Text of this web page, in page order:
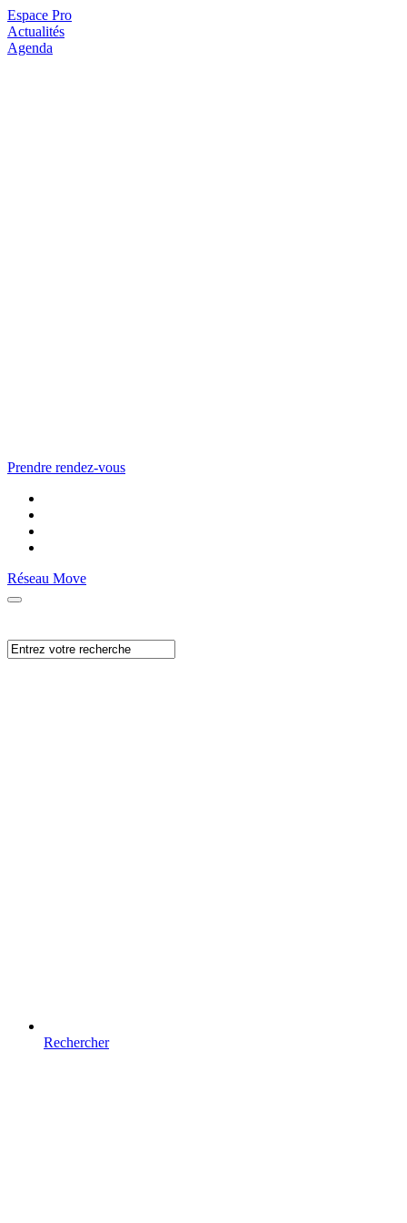
Espace Pro
Actualités
Agenda
Prendre rendez-vous
Réseau Move
Rechercher